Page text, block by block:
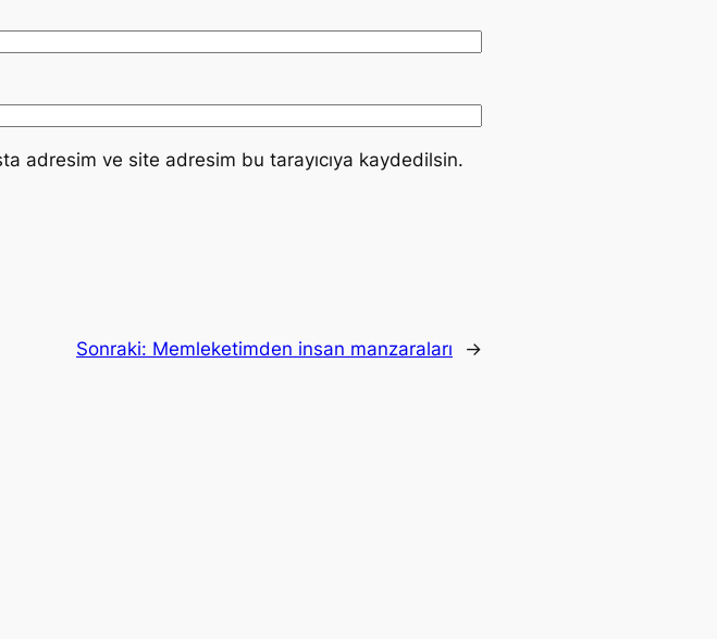
adresim ve site adresim bu tarayıcıya kaydedilsin.
Sonraki: Memleketimden insan manzaraları →